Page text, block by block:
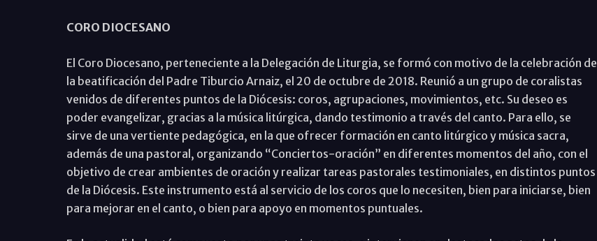
CORO DIOCESANO
El Coro Diocesano, perteneciente a la Delegación de Liturgia, se formó con motivo de la celebración de
la beatificación del Padre Tiburcio Arnaiz, el 20 de octubre de 2018. Reunió a un grupo de coralistas
venidos de diferentes puntos de la Diócesis: coros, agrupaciones, movimientos, etc. Su deseo es
poder evangelizar, gracias a la música litúrgica, dando testimonio a través del canto. Para ello, se
sirve de una vertiente pedagógica, en la que ofrecer formación en canto litúrgico y música sacra,
además de una pastoral, organizando “Conciertos-oración” en diferentes momentos del año, con el
objetivo de crear ambientes de oración y realizar tareas pastorales testimoniales, en distintos puntos
de la Diócesis. Este instrumento está al servicio de los coros que lo necesiten, bien para iniciarse, bien
para mejorar en el canto, o bien para apoyo en momentos puntuales.